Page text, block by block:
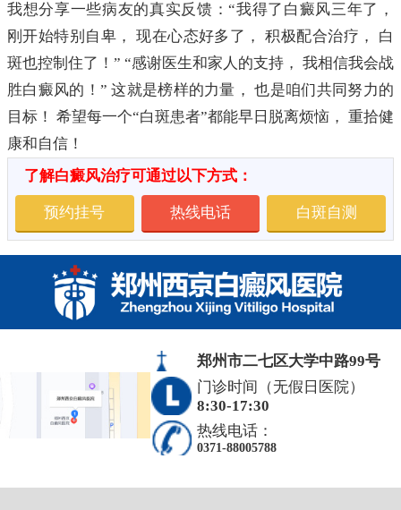
我想分享一些病友的真实反馈：“我得了白癜风三年了，
刚开始特别自卑， 现在心态好多了， 积极配合治疗， 白
斑也控制住了！” “感谢医生和家人的支持， 我相信我会战
胜白癜风的！” 这就是榜样的力量， 也是咱们共同努力的
目标！ 希望每一个“白斑患者”都能早日脱离烦恼， 重拾健
康和自信！
了解白癜风治疗可通过以下方式：
预约挂号 热线电话 白斑自测
郑州市二七区大学中路99号
门诊时间（无假日医院）
8:30-17:30
热线电话：
0371-88005788